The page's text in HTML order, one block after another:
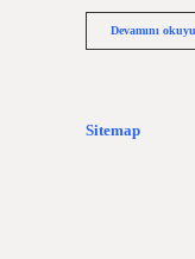
Devamını
Sitemap